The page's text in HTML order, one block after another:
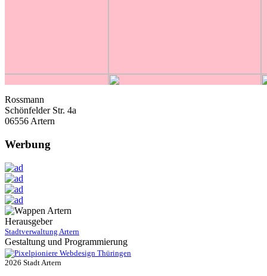
Rossmann
Schönfelder Str. 4a
06556 Artern
Werbung
Herausgeber
Stadtverwaltung Artern
Gestaltung und Programmierung
Webdesign Thüringen
2026 Stadt Artern